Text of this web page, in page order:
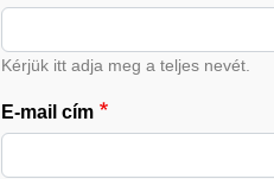
Kérjük itt adja meg a teljes nevét.
E-mail cím